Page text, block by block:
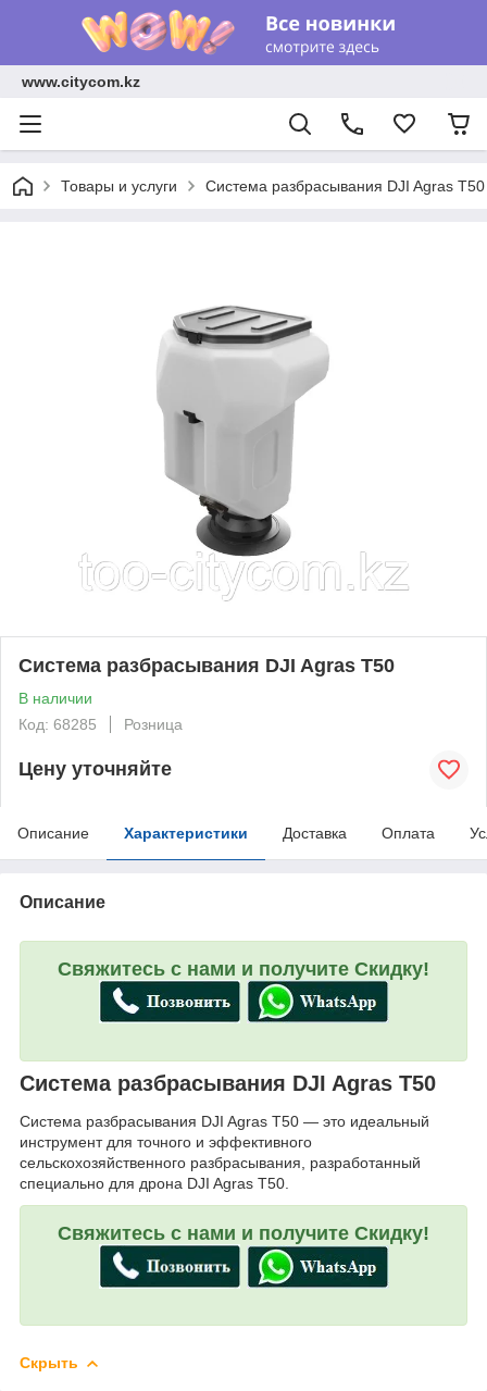
www.citycom.kz
Товары и услуги Система разбрасывания DJI Agras T50
Система разбрасывания DJI Agras T50
В наличии
Код: 68285
Розница
Цену уточняйте
Описание Характеристики Доставка Оплата
Описание
Свяжитесь с нами и получите Скидку!
Система разбрасывания DJI Agras T50
Система разбрасывания DJI Agras T50 — это идеальный
инструмент для точного и эффективного
сельскохозяйственного разбрасывания, разработанный
специально для дрона DJI Agras T50.
Свяжитесь с нами и получите Скидку!
Скрыть